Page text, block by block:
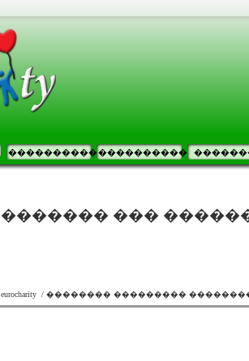
��������������������
������� ��� ������
eurocharity / �������� ���������